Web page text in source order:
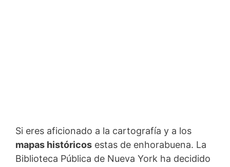
Si eres aficionado a la cartografía y a los
mapas históricos estas de enhorabuena. La
Biblioteca Pública de Nueva York ha decidido